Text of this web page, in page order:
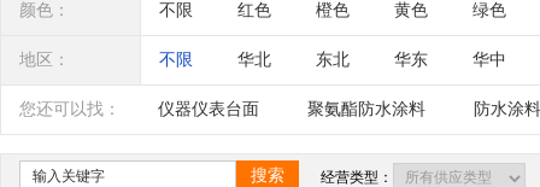
颜色： 不限 红色 橙色 黄色 绿色
地区： 不限 华北 东北 华东 华中
辽宁 吉林 黑龙江 内蒙古 江苏
四川 海南 贵州 云南 西藏
您还可以找： 仪器仪表台面 聚氨酯防水涂料 防水涂料
丙烯酸外墙涂料
搜索
经营类型：